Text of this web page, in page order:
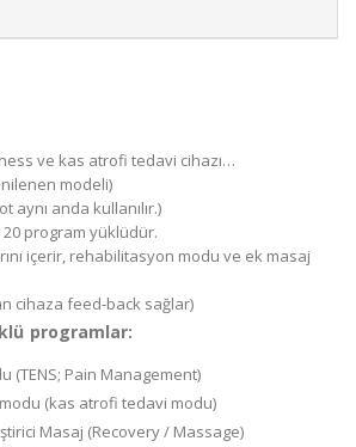
ve kas atrofi tedavi cihazı…
modeli)
aynı anda kullanılır.)
20 program yüklüdür.
içerir, rehabilitasyon modu ve ek masaj
cihaza feed-back sağlar)
programlar:
(TENS; Pain Management)
(kas atrofi tedavi modu)
Masaj (Recovery / Massage)